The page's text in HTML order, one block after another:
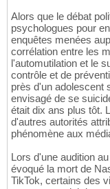
Alors que le débat
psychologues pour
enquêtes menées
corrélation entre les
l'automutilation et le
contrôle et de
près d'un adolescent
envisagé de se
était dix ans plus tôt.
d'autres autorités
phénomène aux
Lors d'une audition
évoqué la mort de
TikTok, certains des